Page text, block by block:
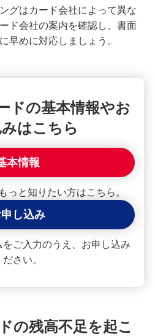
グはカード会社によって異な
ド会社の案内を確認し、書面
早めに対応しましょう。
ドの基本情報やお
はこちら
本情報
っと知りたい方はこちら。
し込み
ご入力のうえ、お申し込み
ださい。
の残高不足を起こ